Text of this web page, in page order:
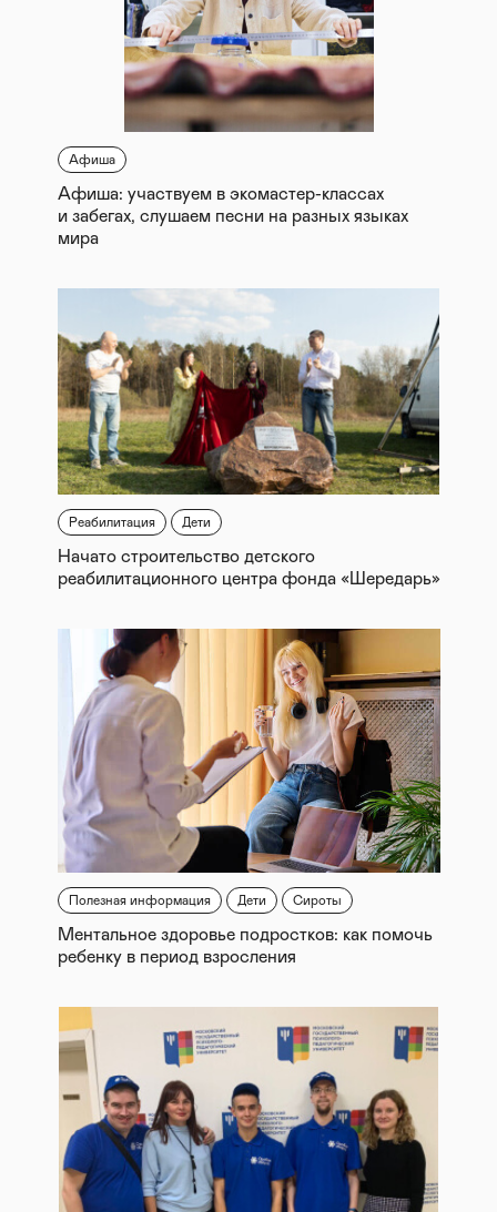
Афиша
Афиша: участвуем в экомастер-классах
и забегах, слушаем песни на разных языках
мира
Реабилитация Дети
Начато строительство детского
реабилитационного центра фонда «Шередарь»
Полезная информация Дети Сироты
Ментальное здоровье подростков: как помочь
ребенку в период взросления